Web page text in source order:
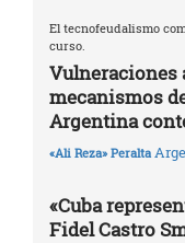
El tecnofeudalismo
curso.
Vulneraciones
mecanismos
Argentina
«Ali Reza» Peralta
«Cuba
Fidel Castro